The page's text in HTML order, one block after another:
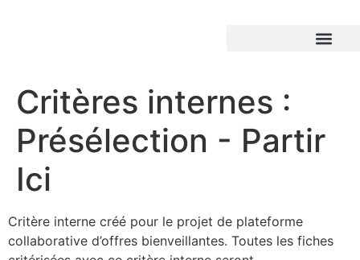
Critères internes :
Présélection - Partir
Ici
Critère interne créé pour le projet de plateforme
collaborative d’offres bienveillantes. Toutes les fiches